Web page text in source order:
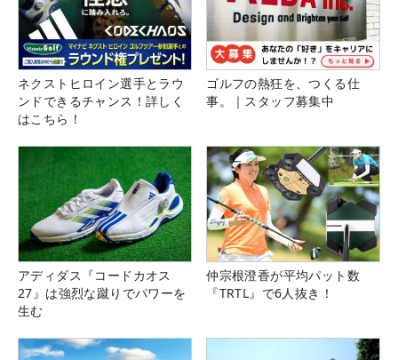
ネクストヒロイン選手とラウ
ンドできるチャンス！詳しく
はこちら！
ゴルフの熱狂を、つくる仕
事。｜スタッフ募集中
アディダス『コードカオス
27』は強烈な蹴りでパワーを
生む
仲宗根澄香が平均パット数
『TRTL』で6人抜き！